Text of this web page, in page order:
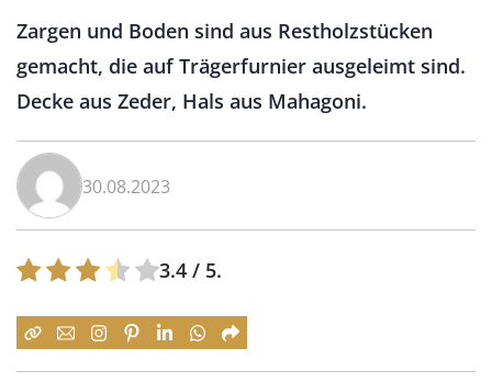
Zargen und Boden sind aus Restholzstücken
gemacht, die auf Trägerfurnier ausgeleimt sind.
Decke aus Zeder, Hals aus Mahagoni.
30.08.2023
3.4 / 5.